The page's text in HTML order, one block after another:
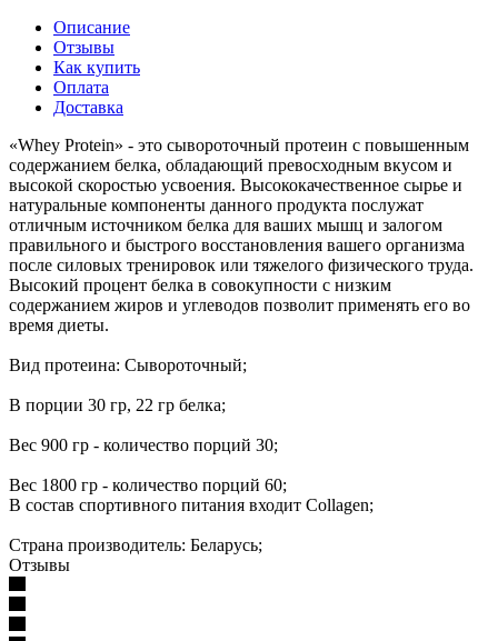
Описание
Отзывы
Как купить
Оплата
Доставка
«Whey Protein» - это сывороточный протеин с повышенным
содержанием белка, обладающий превосходным вкусом и
высокой скоростью усвоения. Высококачественное сырье и
натуральные компоненты данного продукта послужат
отличным источником белка для ваших мышц и залогом
правильного и быстрого восстановления вашего организма
после силовых тренировок или тяжелого физического труда.
Высокий процент белка в совокупности с низким
содержанием жиров и углеводов позволит применять его во
время диеты.
Вид протеина: Сывороточный;
В порции 30 гр, 22 гр белка;
Вес 900 гр - количество порций 30;
Вес 1800 гр - количество порций 60;
В состав спортивного питания входит Collagen;
Страна производитель: Беларусь;
Отзывы